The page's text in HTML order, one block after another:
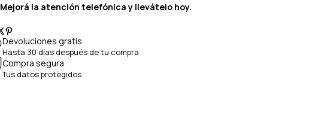
Mejorá la atención telefónica y llevátelo hoy.
Devoluciones gratis
Hasta 30 días después de tu compra
Compra segura
Tus datos protegidos